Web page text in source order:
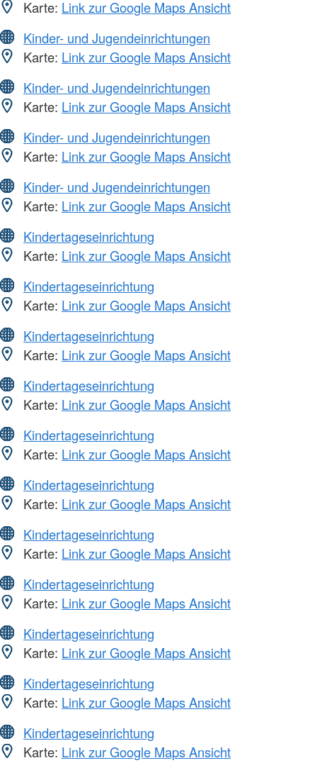
Karte: Link zur Google Maps Ansicht
Kinder- und Jugendeinrichtungen
Karte: Link zur Google Maps Ansicht
Kinder- und Jugendeinrichtungen
Karte: Link zur Google Maps Ansicht
Kinder- und Jugendeinrichtungen
Karte: Link zur Google Maps Ansicht
Kinder- und Jugendeinrichtungen
Karte: Link zur Google Maps Ansicht
Kindertageseinrichtung
Karte: Link zur Google Maps Ansicht
Kindertageseinrichtung
Karte: Link zur Google Maps Ansicht
Kindertageseinrichtung
Karte: Link zur Google Maps Ansicht
Kindertageseinrichtung
Karte: Link zur Google Maps Ansicht
Kindertageseinrichtung
Karte: Link zur Google Maps Ansicht
Kindertageseinrichtung
Karte: Link zur Google Maps Ansicht
Kindertageseinrichtung
Karte: Link zur Google Maps Ansicht
Kindertageseinrichtung
Karte: Link zur Google Maps Ansicht
Kindertageseinrichtung
Karte: Link zur Google Maps Ansicht
Kindertageseinrichtung
Karte: Link zur Google Maps Ansicht
Kindertageseinrichtung
Karte: Link zur Google Maps Ansicht